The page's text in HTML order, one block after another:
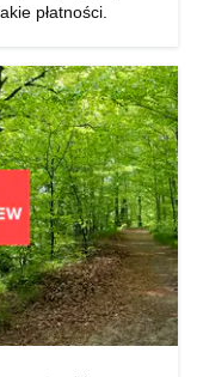
płatności.